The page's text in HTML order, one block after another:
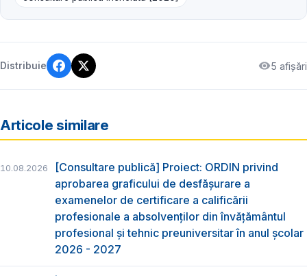
Distribuie 5 afișări
Articole similare
10.08.2026
[Consultare publică] Proiect: ORDIN privind
aprobarea graficului de desfăşurare a
examenelor de certificare a calificării
profesionale a absolvenţilor din învăţământul
profesional şi tehnic preuniversitar în anul şcolar
2026 - 2027